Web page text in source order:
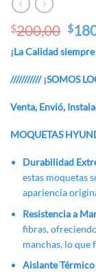
$200,00
was:
$
¡La Calidad
/////////// ¡SOMOS
Venta, Envió,
MOQUETAS
Durabilidad
estas moquetas
apariencia
Resistencia a
fibras,
manchas, lo
Aislante